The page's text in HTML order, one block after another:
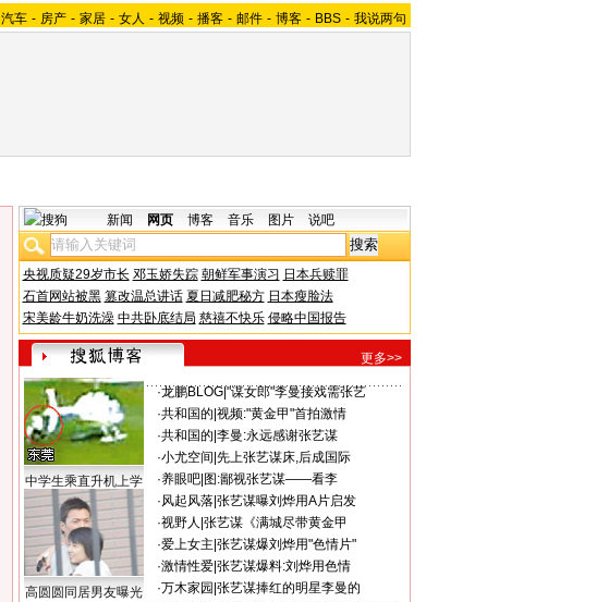
汽车 - 房产 - 家居 - 女人 - 视频 - 播客 - 邮件 - 博客 - BBS - 我说两句
新闻 网页 博客 音乐 图片 说吧
央视质疑29岁市长 邓玉娇失踪 朝鲜军事演习 日本兵赎罪
石首网站被黑 篡改温总讲话 夏日减肥秘方 日本瘦脸法
宋美龄牛奶洗澡 中共卧底结局 慈禧不快乐 侵略中国报告
更多>>
中学生乘直升机上学
高圆圆同居男友曝光
·龙鹏BLOG| "谋女郎"李曼接戏需张艺
·共和国的 视频:"黄金甲"首拍激情
·共和国的 李曼:永远感谢张艺谋
·小尤空间 先上张艺谋床,后成国际
·养眼吧| 图:鄙视张艺谋——看李
·风起风落| 张艺谋曝刘烨用A片启发
·视野人 张艺谋《满城尽带黄金甲
·爱上女主 张艺谋爆刘烨用"色情片"
·激情性爱| 张艺谋爆料:刘烨用色情
·万木家园 张艺谋捧红的明星李曼的